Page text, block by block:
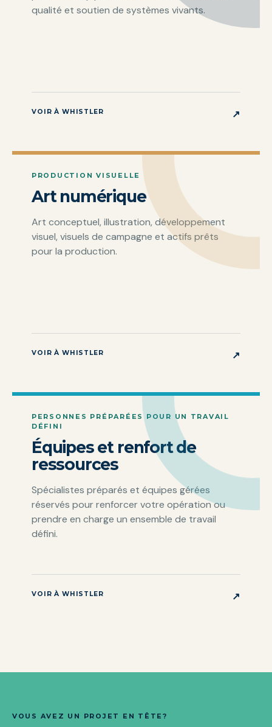
qualité et soutien de systèmes vivants.
VOIR À WHISTLER ↗
PRODUCTION VISUELLE
Art numérique
Art conceptuel, illustration, développement
visuel, visuels de campagne et actifs prêts
pour la production.
VOIR À WHISTLER ↗
PERSONNES PRÉPARÉES POUR UN TRAVAIL
DÉFINI
Équipes et renfort de
ressources
Spécialistes préparés et équipes gérées
réservés pour renforcer votre opération ou
prendre en charge un ensemble de travail
défini.
VOIR À WHISTLER ↗
VOUS AVEZ UN PROJET EN TÊTE?